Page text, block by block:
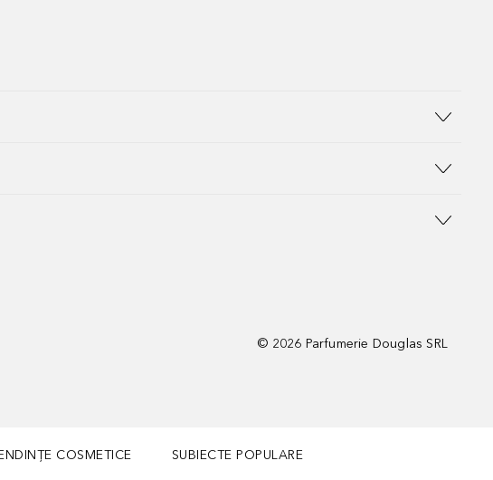
© 2026 Parfumerie Douglas SRL
COSMETICE SUBIECTE POPULARE